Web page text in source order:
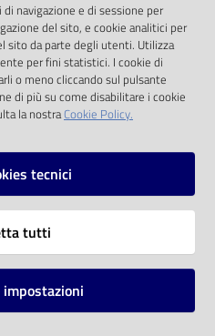
dalla direttiva
d.lgs. 36/2006
navigazione e di sessione per
del sito, e cookie analitici per
sito da parte degli utenti. Utilizza
per fini statistici. I cookie di
o meno cliccando sul pulsante
di più su come disabilitare i cookie
la nostraCookie Policy.
tecnici
tutti
impostazioni